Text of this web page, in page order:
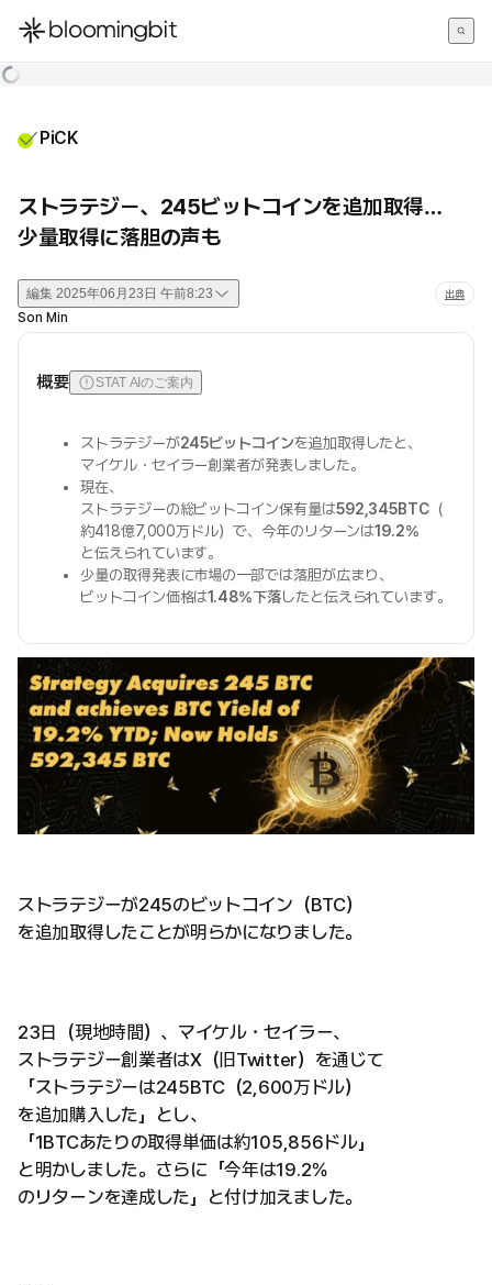
한국어
PiCK
ストラテジー、245ビットコインを追加取得…
少量取得に落胆の声も
編集 2025年06月23日 午前8:23 出典
Son Min
概要 STAT AIのご案内
ストラテジーが245ビットコインを追加取得したと、
マイケル・セイラー創業者が発表しました。
現在、
ストラテジーの総ビットコイン保有量は592,345BTC （
約418億7,000万ドル）で、今年のリターンは19.2%
と伝えられています。
少量の取得発表に市場の一部では落胆が広まり、
ビットコイン価格は1.48%下落したと伝えられています。
ストラテジーが245のビットコイン（BTC）
を追加取得したことが明らかになりました。
23日（現地時間）、マイケル・セイラー、
ストラテジー創業者はX（旧Twitter）を通じて
「ストラテジーは245BTC（2,600万ドル）
を追加購入した」とし、
「1BTCあたりの取得単価は約105,856ドル」
と明かしました。さらに「今年は19.2％
のリターンを達成した」と付け加えました。